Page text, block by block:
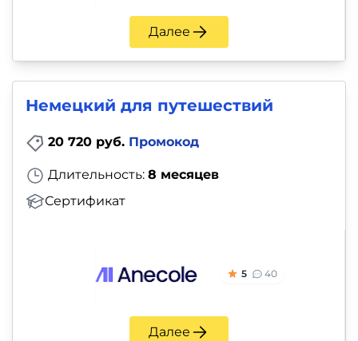
Далее
Немецкий для путешествий
20 720 руб. Промокод
Длительность: 8 месяцев
Сертификат
5 40
Далее